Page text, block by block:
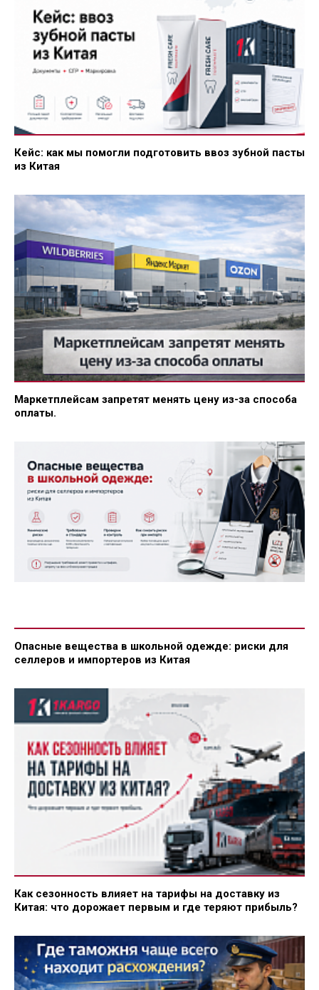
Кейс: как мы помогли подготовить ввоз зубной пасты
из Китая
Маркетплейсам запретят менять цену из-за способа
оплаты.
Опасные вещества в школьной одежде: риски для
селлеров и импортеров из Китая
Как сезонность влияет на тарифы на доставку из
Китая: что дорожает первым и где теряют прибыль?